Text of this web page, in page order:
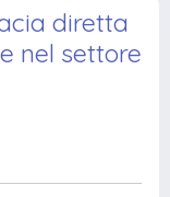
diretta
nel settore